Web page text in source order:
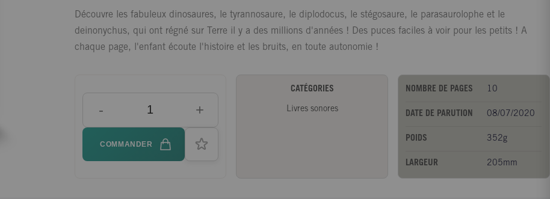
Découvre les fabuleux dinosaures, le tyrannosaure, le diplodocus, le stégosaure, le parasaurolophe et le
deinonychus, qui ont régné sur Terre il y a des millions d'années ! Des puces faciles à voir pour les petits ! A
chaque page, l'enfant écoute l'histoire et les bruits, en toute autonomie !
- +
COMMANDER
CATÉGORIES
Livres sonores
NOMBRE DE PAGES 10
DATE DE PARUTION 08/07/2020
POIDS 352g
LARGEUR 205mm